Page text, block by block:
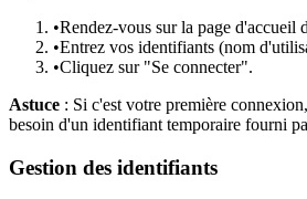
•Rendez-vous sur la page d'accueil
•Entrez vos identifiants (nom
•Cliquez sur "Se connecter".
Astuce : Si c'est votre première
besoin d'un identifiant temporaire fourni
Gestion des identifiants